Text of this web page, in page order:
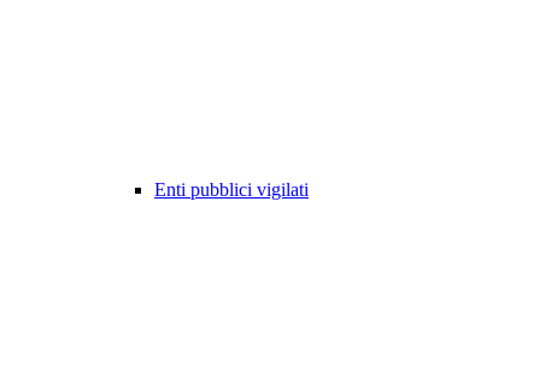
Enti pubblici vigilati